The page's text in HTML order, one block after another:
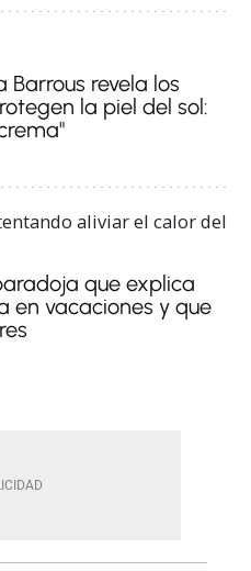
revela los
la piel del sol:
que explica
en vacaciones y que